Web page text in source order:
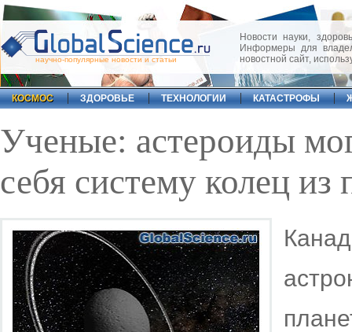
научно-популярные новости и статьи
Новости науки,
Информеры для
новостной сайт,
КОСМОС ЗДОРОВЬЕ ТЕХНОЛОГИИ КАТАСТРОФЫ
Ученые: астероиды
себя систему колец из